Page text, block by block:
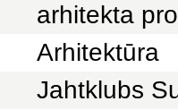
arhitekta
Arhitektūra
Jahtklubs